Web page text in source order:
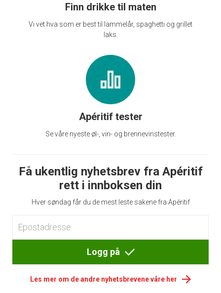
Finn drikke til maten
Vi vet hva som er best til lammelår, spaghetti og grillet
laks.
Apéritif tester
Se våre nyeste øl-, vin- og brennevinstester.
Få ukentlig nyhetsbrev fra Apéritif
rett i innboksen din
Hver søndag får du de mest leste sakene fra Apéritif
Logg på
Les mer om de andre nyhetsbrevene våre her